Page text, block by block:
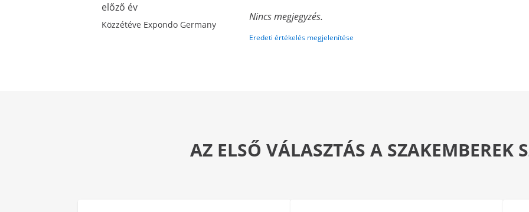
előző év
Közzétéve Expondo Germany
Nincs megjegyzés.
Eredeti értékelés megjelenítése
AZ ELSŐ VÁLASZTÁS A SZAKEMBEREK